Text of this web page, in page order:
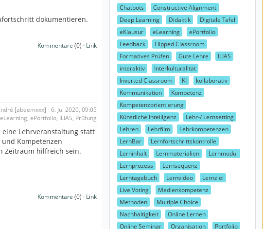
dokumentieren.
Kommentare (0) · Link
[abeemxxx] - 6. Jul 2020, 09:05
ePortfolio, ILIAS, Prüfung
Lehrveranstaltung statt
Kompetenzen
Zeitraum hilfreich sein.
Kommentare (0) · Link
Chatbots
Constructive Alignment
Deep Learning
Didaktik
Digitale Tafel
eKlausur
eLearning
ePortfolio
Feedback
Flipped Classroom
Formatives Prüfen
Gute Lehre
ILIAS
interaktiv
Interkulturalität
Inverted Classroom
KI
kollaborativ
Kommunikation
Kompetenz
Kompetenzorientierung
Künstliche Intelligenz
Lehr-/ Lernsetting
Lehren
Lehrfilm
Lehrkompetenzen
LernBar
Lernfortschrittskontrolle
Lerninhalt
Lernmaterialien
Lernmodul
Lernprozess
Lernsequenz
Lerntagebuch
Lernvideo
Lernziel
Live Voting
Medienkompetenz
Methoden
Multiple Choice
Nachhaltigkeit
Online Lernen
Online Seminar
Organisation Portfolio